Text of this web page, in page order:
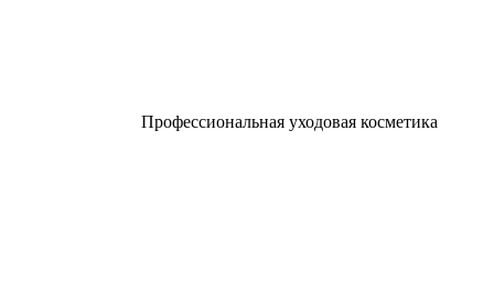
Профессиональная уходовая косметика